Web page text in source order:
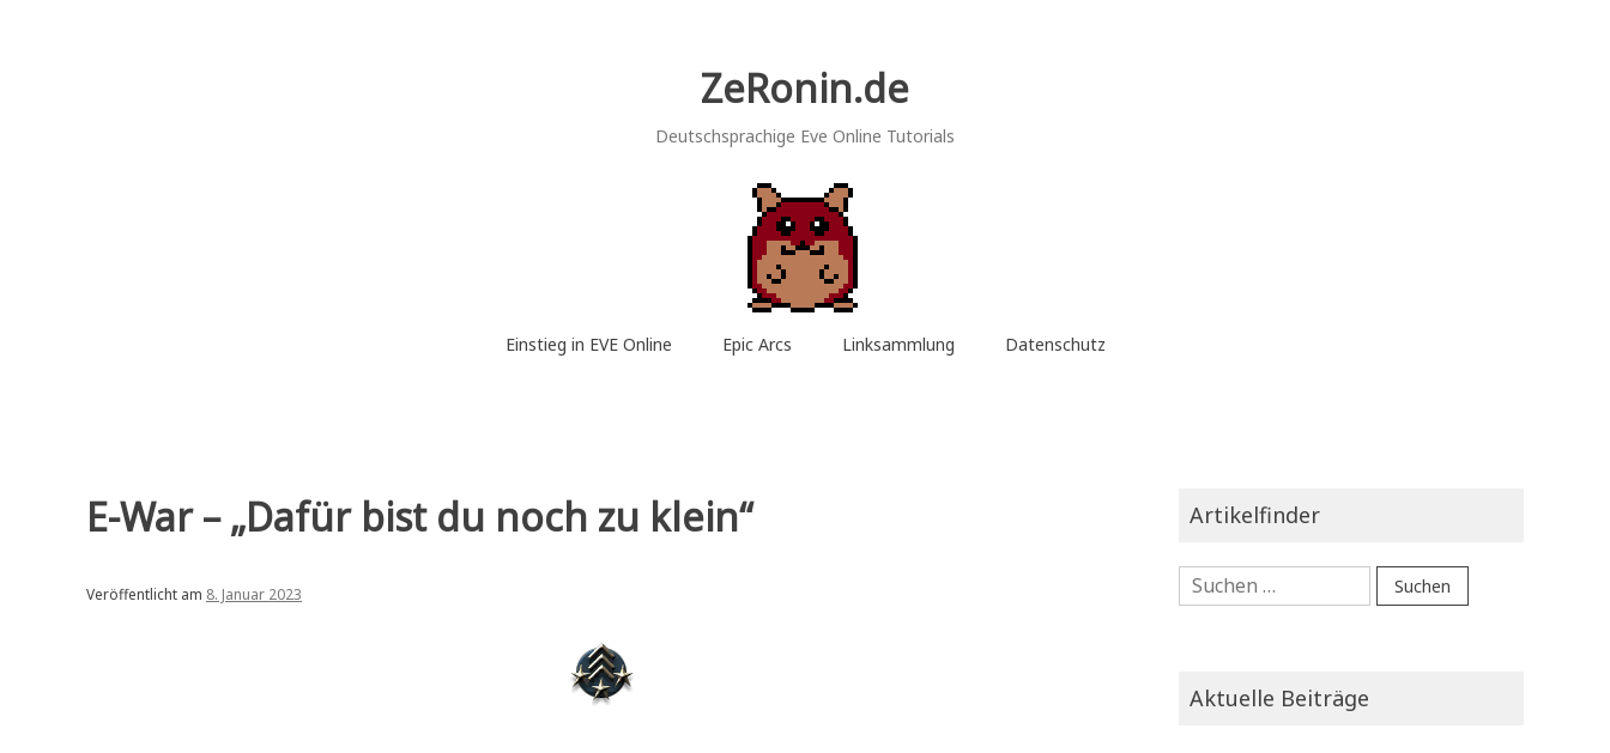
ZeRonin.de
Deutschsprachige Eve Online Tutorials
Einstieg in EVE Online Epic Arcs Linksammlung Datenschutz
E-War – „Dafür bist du noch zu klein“
Veröffentlicht am 8. Januar 2023
Artikelfinder
Suchen
nach:
Aktuelle Beiträge